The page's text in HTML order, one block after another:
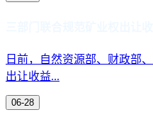
日前，自然资源部、财政部
出让收益...
06-28